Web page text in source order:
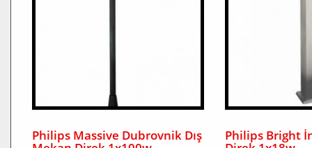
Philips Massive Dubrovnik Dış Philips Bright